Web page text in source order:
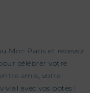
Mon Paris et recevez
célébrer votre
amis, votre
avec vos potes !